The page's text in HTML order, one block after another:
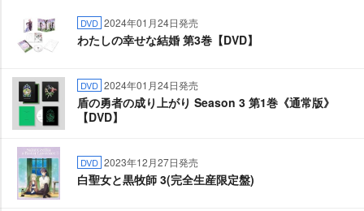
DVD 2024年01月24日発売
わたしの幸せな結婚 第3巻【DVD】
DVD 2024年01月24日発売
盾の勇者の成り上がり Season 3 第1巻《通常版》
【DVD】
DVD 2023年12月27日発売
白聖女と黒牧師 3(完全生産限定盤)